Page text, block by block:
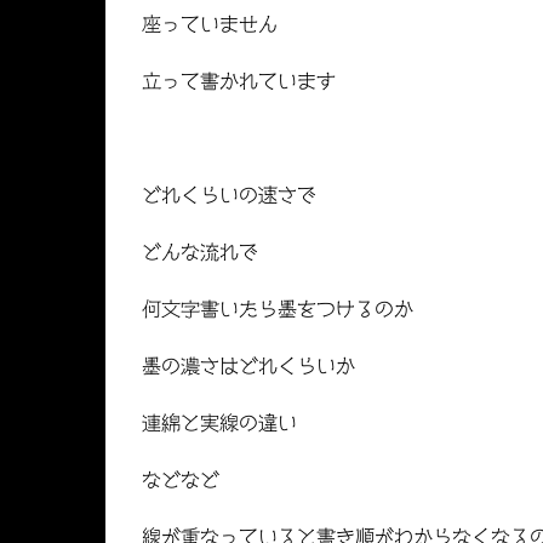
座っていません
立って書かれています
どれくらいの速さで
どんな流れで
何文字書いたら墨をつけるのか
墨の濃さはどれくらいか
連綿と実線の違い
などなど
線が重なっていると書き順がわからなくなる